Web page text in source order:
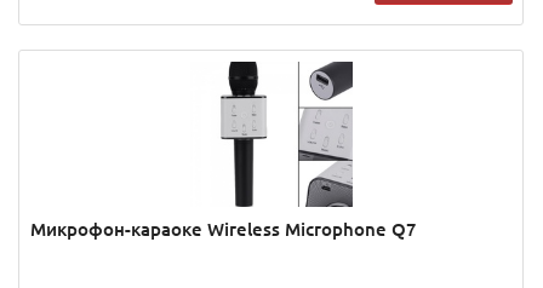
Микрофон-караоке Wireless Microphone Q7